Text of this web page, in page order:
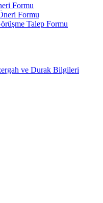
Formu
Formu
Talep Formu
ve Durak Bilgileri